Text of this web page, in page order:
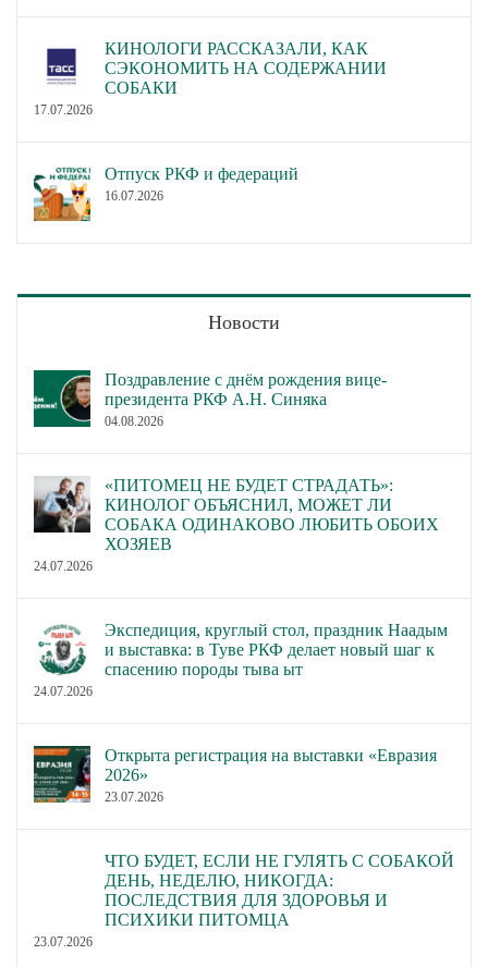
КИНОЛОГИ РАССКАЗАЛИ, КАК
СЭКОНОМИТЬ НА СОДЕРЖАНИИ
СОБАКИ
17.07.2026
Отпуск РКФ и федераций
16.07.2026
Новости
Поздравление с днём рождения вице-
президента РКФ А.Н. Синяка
04.08.2026
«ПИТОМЕЦ НЕ БУДЕТ СТРАДАТЬ»:
КИНОЛОГ ОБЪЯСНИЛ, МОЖЕТ ЛИ
СОБАКА ОДИНАКОВО ЛЮБИТЬ ОБОИХ
ХОЗЯЕВ
24.07.2026
Экспедиция, круглый стол, праздник Наадым
и выставка: в Туве РКФ делает новый шаг к
спасению породы тыва ыт
24.07.2026
Открыта регистрация на выставки «Евразия
2026»
23.07.2026
ЧТО БУДЕТ, ЕСЛИ НЕ ГУЛЯТЬ С СОБАКОЙ
ДЕНЬ, НЕДЕЛЮ, НИКОГДА:
ПОСЛЕДСТВИЯ ДЛЯ ЗДОРОВЬЯ И
ПСИХИКИ ПИТОМЦА
23.07.2026